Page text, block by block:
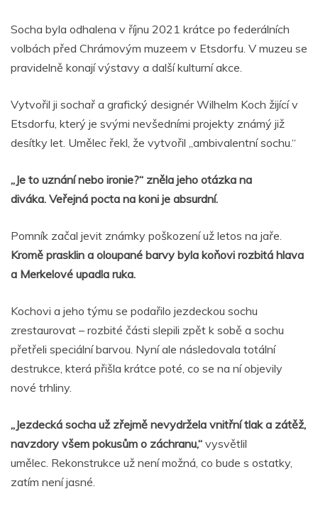
Socha byla odhalena v říjnu 2021 krátce po federálních
volbách před Chrámovým muzeem v Etsdorfu. V muzeu se
pravidelně konají výstavy a další kulturní akce.
Vytvořil ji sochař a grafický designér Wilhelm Koch žijící v
Etsdorfu, který je svými nevšedními projekty známý již
desítky let. Umělec řekl, že vytvořil „ambivalentní sochu.“
„Je to uznání nebo ironie?“ zněla jeho otázka na
diváka. Veřejná pocta na koni je absurdní.
Pomník začal jevit známky poškození už letos na jaře.
Kromě prasklin a oloupané barvy byla koňovi rozbitá hlava
a Merkelové upadla ruka.
Kochovi a jeho týmu se podařilo jezdeckou sochu
zrestaurovat – rozbité části slepili zpět k sobě a sochu
přetřeli speciální barvou. Nyní ale následovala totální
destrukce, která přišla krátce poté, co se na ní objevily
nové trhliny.
„Jezdecká socha už zřejmě nevydržela vnitřní tlak a zátěž,
navzdory všem pokusům o záchranu,“ vysvětlil
umělec. Rekonstrukce už není možná, co bude s ostatky,
zatím není jasné.